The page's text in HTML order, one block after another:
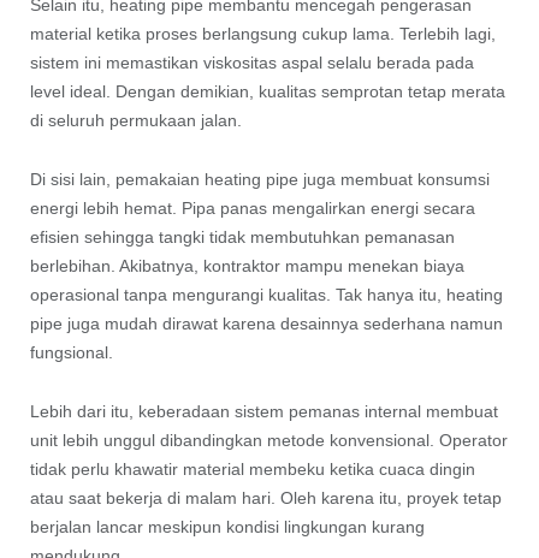
Selain itu, heating pipe membantu mencegah pengerasan
material ketika proses berlangsung cukup lama. Terlebih lagi,
sistem ini memastikan viskositas aspal selalu berada pada
level ideal. Dengan demikian, kualitas semprotan tetap merata
di seluruh permukaan jalan.
Di sisi lain, pemakaian heating pipe juga membuat konsumsi
energi lebih hemat. Pipa panas mengalirkan energi secara
efisien sehingga tangki tidak membutuhkan pemanasan
berlebihan. Akibatnya, kontraktor mampu menekan biaya
operasional tanpa mengurangi kualitas. Tak hanya itu, heating
pipe juga mudah dirawat karena desainnya sederhana namun
fungsional.
Lebih dari itu, keberadaan sistem pemanas internal membuat
unit lebih unggul dibandingkan metode konvensional. Operator
tidak perlu khawatir material membeku ketika cuaca dingin
atau saat bekerja di malam hari. Oleh karena itu, proyek tetap
berjalan lancar meskipun kondisi lingkungan kurang